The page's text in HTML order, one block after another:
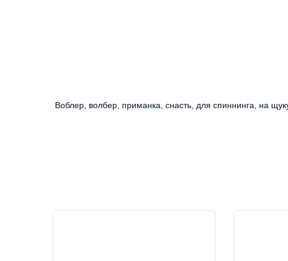
Воблер, волбер, приманка, снасть, для спиннинга, на